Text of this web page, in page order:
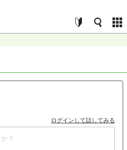
ログインして話してみる